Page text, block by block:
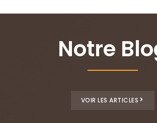
Notre
VOIR LES ARTICLES